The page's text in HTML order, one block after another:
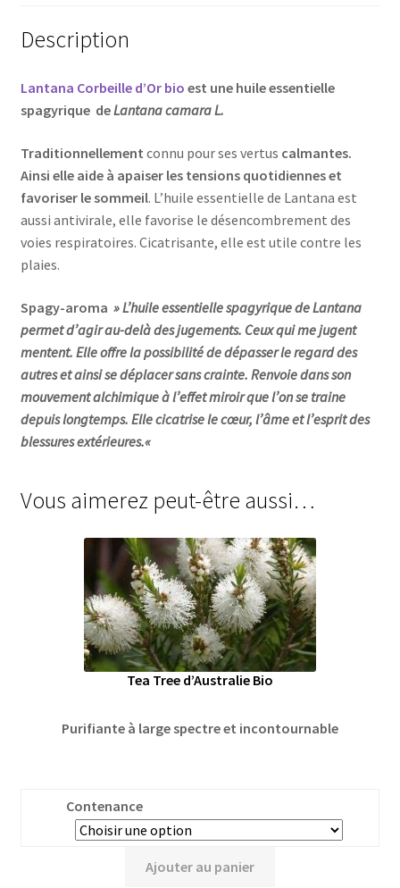
Description
Lantana Corbeille d’Or bio est une huile essentielle
spagyrique deLantana camara L.
Traditionnellement connu pour ses vertus calmantes.
Ainsi elle aide à apaiser les tensions quotidiennes et
favoriser le sommeil. L’huile essentielle de Lantana est
aussi antivirale, elle favorise le désencombrement des
voies respiratoires. Cicatrisante, elle est utile contre les
plaies.
Spagy-aroma » L’huile essentielle spagyrique de Lantana
permet d’agir au-delà des jugements. Ceux qui me jugent
mentent. Elle offre la possibilité de dépasser le regard des
autres et ainsi se déplacer sans crainte. Renvoie dans son
mouvement alchimique à l’effet miroir que l’on se traine
depuis longtemps. Elle cicatrise le cœur, l’âme et l’esprit des
blessures extérieures.«
Vous aimerez peut-être aussi…
Tea Tree d’Australie Bio
Purifiante à large spectre et incontournable
Contenance
Ajouter au panier